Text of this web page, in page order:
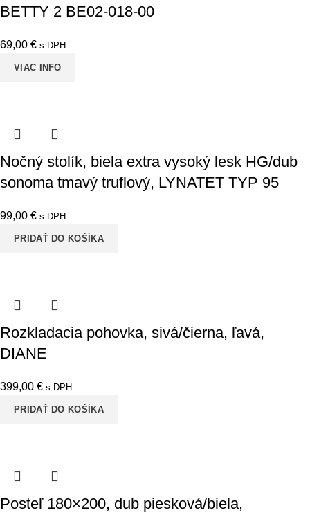
BETTY 2 BE02-018-00
69,00 € s DPH
VIAC INFO
Nočný stolík, biela extra vysoký lesk HG/dub
sonoma tmavý truflový, LYNATET TYP 95
99,00 € s DPH
PRIDAŤ DO KOŠÍKA
Rozkladacia pohovka, sivá/čierna, ľavá,
DIANE
399,00 € s DPH
PRIDAŤ DO KOŠÍKA
Posteľ 180×200, dub piesková/biela,